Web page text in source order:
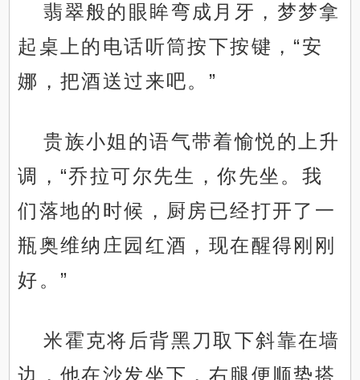
翡翠般的眼眸弯成月牙，梦梦拿
起桌上的电话听筒按下按键，“安
娜，把酒送过来吧。”
贵族小姐的语气带着愉悦的上升
调，“乔拉可尔先生，你先坐。我
们落地的时候，厨房已经打开了一
瓶奥维纳庄园红酒，现在醒得刚刚
好。”
米霍克将后背黑刀取下斜靠在墙
边，他在沙发坐下，右腿便顺势搭